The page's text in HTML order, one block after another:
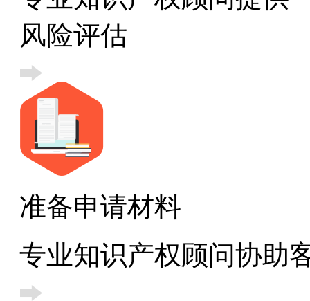
风险评估
准备申请材料
专业知识产权顾问协助